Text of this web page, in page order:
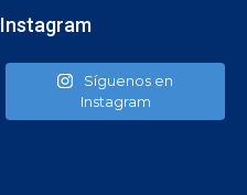
Instagram
Síguenos en
Instagram